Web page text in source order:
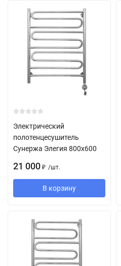
Электрический
полотенцесушитель
Сунержа Элегия 800х600
21 000 ₽ /шт.
В корзину